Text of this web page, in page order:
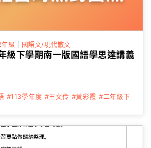
年級 國語文/現代散文
級下學期南一版國語學思達講義
#113學年度 #王文伶 #黃彩霞 #二年級下